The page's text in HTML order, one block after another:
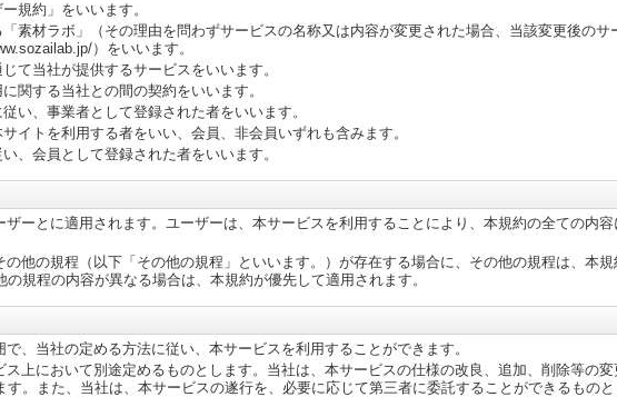
規約」をいいます。
素材ラボ」（その理由を問わずサービスの名称又は内容が変更された場合、当該変更後のサ
）をいいます。
て当社が提供するサービスをいいます。
関する当社との間の契約をいいます。
い、事業者として登録された者をいいます。
イトを利用する者をいい、会員、非会員いずれも含みます。
、会員として登録された者をいいます。
ーとに適用されます。ユーザーは、本サービスを利用することにより、本規約の全ての内
他の規程（以下「その他の規程」といいます。）が存在する場合に、その他の規程は、本
規程の内容が異なる場合は、本規約が優先して適用されます。
、当社の定める方法に従い、本サービスを利用することができます。
上において別途定めるものとします。当社は、本サービスの仕様の改良、追加、削除等の変
。また、当社は、本サービスの遂行を、必要に応じて第三者に委託することができるものと